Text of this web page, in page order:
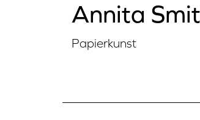
Annita Smit
Papierkunst